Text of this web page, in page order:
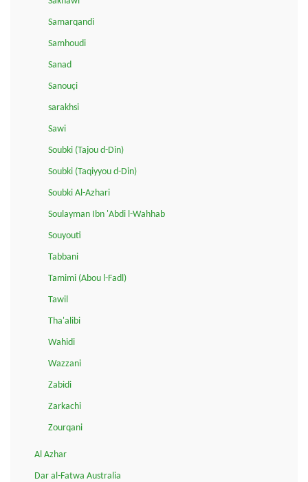
Samarqandi
Samhoudi
Sanad
Sanouçi
sarakhsi
Sawi
Soubki (Tajou d-Din)
Soubki (Taqiyyou d-Din)
Soubki Al-Azhari
Soulayman Ibn 'Abdi l-Wahhab
Souyouti
Tabbani
Tamimi (Abou l-Fadl)
Tawil
Tha'alibi
Wahidi
Wazzani
Zabidi
Zarkachi
Zourqani
Al Azhar
Dar al-Fatwa Australia